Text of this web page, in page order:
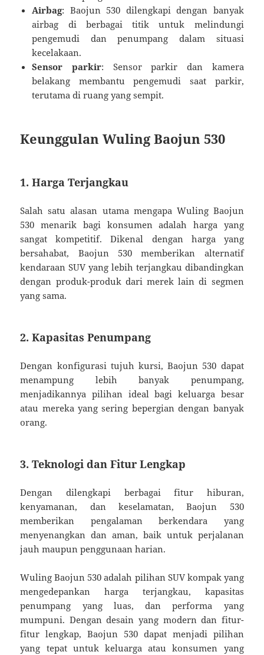
Airbag: Baojun 530 dilengkapi dengan banyak
airbag di berbagai titik untuk melindungi
pengemudi dan penumpang dalam situasi
kecelakaan.
Sensor parkir: Sensor parkir dan kamera
belakang membantu pengemudi saat parkir,
terutama di ruang yang sempit.
Keunggulan Wuling Baojun 530
1. Harga Terjangkau
Salah satu alasan utama mengapa Wuling Baojun
530 menarik bagi konsumen adalah harga yang
sangat kompetitif. Dikenal dengan harga yang
bersahabat, Baojun 530 memberikan alternatif
kendaraan SUV yang lebih terjangkau dibandingkan
dengan produk-produk dari merek lain di segmen
yang sama.
2. Kapasitas Penumpang
Dengan konfigurasi tujuh kursi, Baojun 530 dapat
menampung lebih banyak penumpang,
menjadikannya pilihan ideal bagi keluarga besar
atau mereka yang sering bepergian dengan banyak
orang.
3. Teknologi dan Fitur Lengkap
Dengan dilengkapi berbagai fitur hiburan,
kenyamanan, dan keselamatan, Baojun 530
memberikan pengalaman berkendara yang
menyenangkan dan aman, baik untuk perjalanan
jauh maupun penggunaan harian.
Wuling Baojun 530 adalah pilihan SUV kompak yang
mengedepankan harga terjangkau, kapasitas
penumpang yang luas, dan performa yang
mumpuni. Dengan desain yang modern dan fitur-
fitur lengkap, Baojun 530 dapat menjadi pilihan
yang tepat untuk keluarga atau konsumen yang